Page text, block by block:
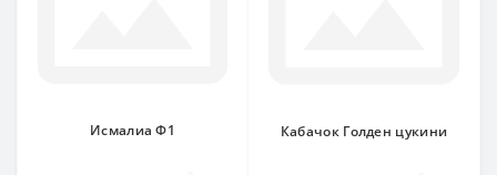
Исмалиа Ф1 Кабачок Голден цукини